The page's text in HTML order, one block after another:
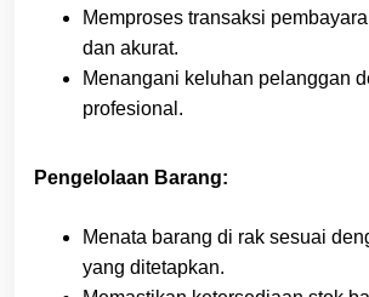
Memproses transaksi
dan akurat.
Menangani keluhan pelanggan
profesional.
Pengelolaan Barang:
Menata barang di rak sesuai
yang ditetapkan.